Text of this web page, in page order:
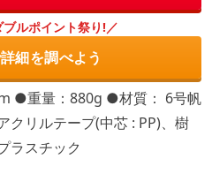
ルポイント祭り!／
細を調べよう
●重量：880g ●材質： 6号帆
クリルテープ(中芯 : PP)、樹
ラスチック